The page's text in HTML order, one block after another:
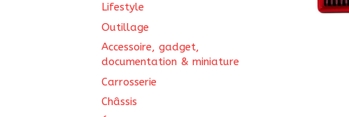
Lifestyle
Outillage
Accessoire, gadget,
documentation & miniature
Carrosserie
Châssis